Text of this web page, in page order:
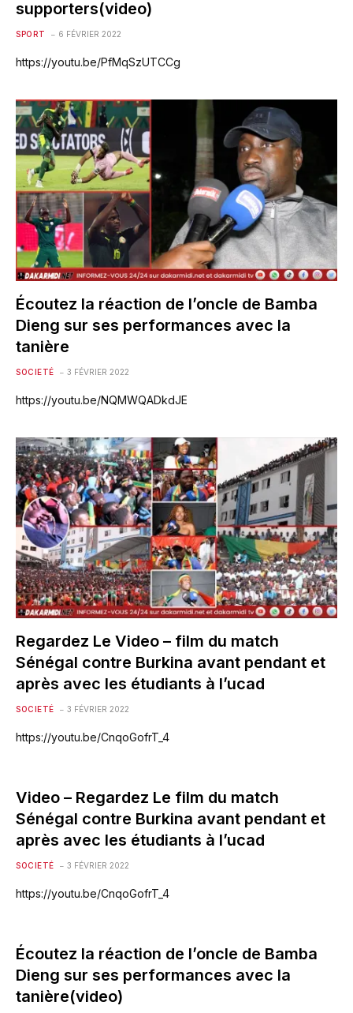
supporters(video)
SPORT 6 FÉVRIER 2022
https://youtu.be/PfMqSzUTCCg
Écoutez la réaction de l’oncle de Bamba
Dieng sur ses performances avec la
tanière
SOCIETÉ 3 FÉVRIER 2022
https://youtu.be/NQMWQADkdJE
Regardez Le Video – film du match
Sénégal contre Burkina avant pendant et
après avec les étudiants à l’ucad
SOCIETÉ 3 FÉVRIER 2022
https://youtu.be/CnqoGofrT_4
Video – Regardez Le film du match
Sénégal contre Burkina avant pendant et
après avec les étudiants à l’ucad
SOCIETÉ 3 FÉVRIER 2022
https://youtu.be/CnqoGofrT_4
Écoutez la réaction de l’oncle de Bamba
Dieng sur ses performances avec la
tanière(video)